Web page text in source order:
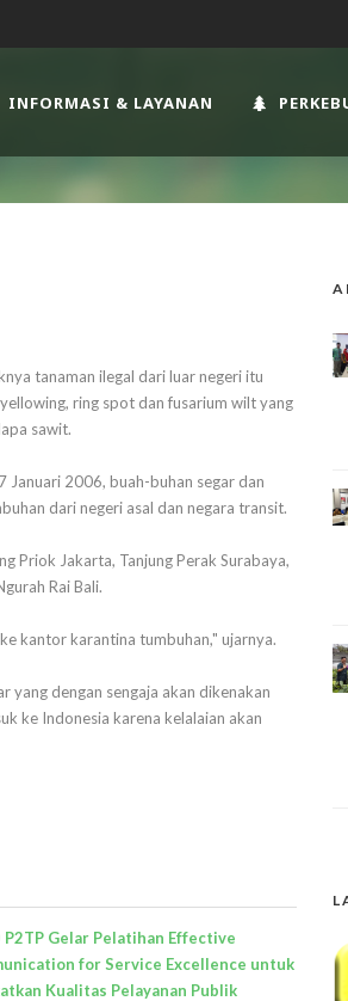
INFORMASI & LAYANAN
tanaman ilegal dari luar negeri itu
ring spot dan fusarium wilt yang
sawit.
2006, buah-buhan segar dan
dari negeri asal dan negara transit.
Priok Jakarta, Tanjung Perak Surabaya,
Rai Bali.
kantor karantina tumbuhan," ujarnya.
yang dengan sengaja akan dikenakan
ke Indonesia karena kelalaian akan
P2TP Gelar Pelatihan Effective
for Service Excellence untuk
Kualitas Pelayanan Publik